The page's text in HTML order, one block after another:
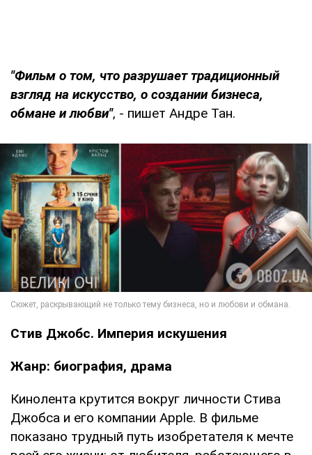
"Фильм о том, что разрушает традиционный
взгляд на искусство, о создании бизнеса,
обмане и любви", - пишет Андре Тан.
Стив Джобс. Империя искушения
Жанр: биография, драма
Кинолента крутится вокруг личности Стива
Джобса и его компании Apple. В фильме
показано трудный путь изобретателя к мечте